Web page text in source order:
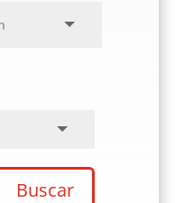
Buscar